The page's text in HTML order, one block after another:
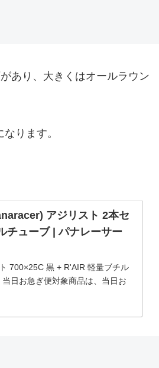
あり、大きくはオールラウン
ります。
アジリスト 2本セ
チューブ | パナレーサー
700×25C 黒 + R'AIR 軽量ブチル
日お急ぎ便対象商品は、当日お